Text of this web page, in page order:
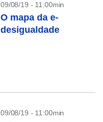
09/08/19 - 11:00min
O mapa da e-
desigualdade
09/08/19 - 11:00min